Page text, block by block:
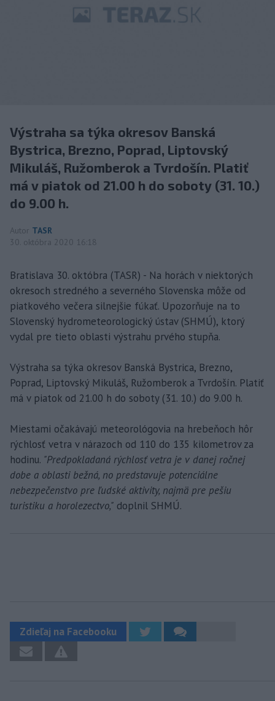
Výstraha sa týka okresov Banská
Bystrica, Brezno, Poprad, Liptovský
Mikuláš, Ružomberok a Tvrdošín. Platiť
má v piatok od 21.00 h do soboty (31. 10.)
do 9.00 h.
Autor TASR
30. októbra 2020 16:18
Bratislava 30. októbra (TASR) - Na horách v niektorých
okresoch stredného a severného Slovenska môže od
piatkového večera silnejšie fúkať. Upozorňuje na to
Slovenský hydrometeorologický ústav (SHMÚ), ktorý
vydal pre tieto oblasti výstrahu prvého stupňa.
Výstraha sa týka okresov Banská Bystrica, Brezno,
Poprad, Liptovský Mikuláš, Ružomberok a Tvrdošín. Platiť
má v piatok od 21.00 h do soboty (31. 10.) do 9.00 h.
Miestami očakávajú meteorológovia na hrebeňoch hôr
rýchlosť vetra v nárazoch od 110 do 135 kilometrov za
hodinu. "Predpokladaná rýchlosť vetra je v danej ročnej
dobe a oblasti bežná, no predstavuje potenciálne
nebezpečenstvo pre ľudské aktivity, najmä pre pešiu
turistiku a horolezectvo," doplnil SHMÚ.
Zdieľaj na Facebooku